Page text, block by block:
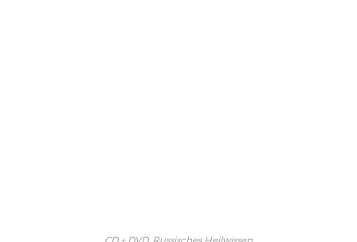
CD + DVD, Russisches Heilwissen